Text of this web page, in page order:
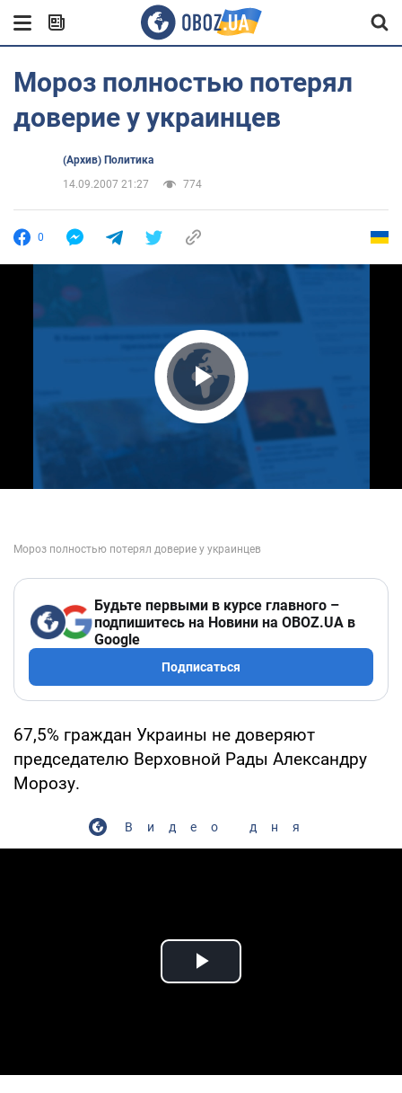
Мороз полностью потерял
доверие у украинцев
(Архив) Политика
14.09.2007 21:27
774
0
Play Video
Будьте первыми в курсе главного –
подпишитесь на Новини на OBOZ.UA в
Google
Подписаться
67,5% граждан Украины не доверяют
председателю Верховной Рады Александру
Морозу.
Видео дня
Play Video